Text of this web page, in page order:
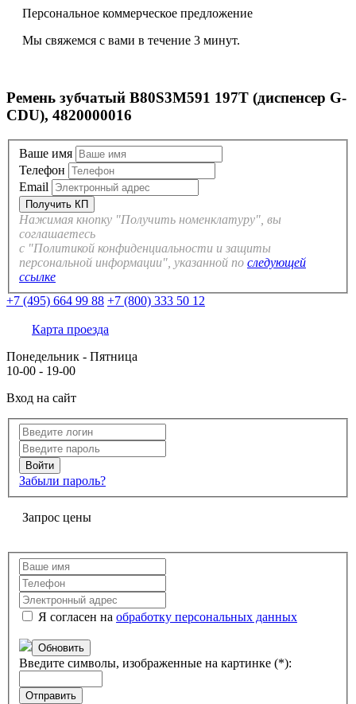
Персональное коммерческое предложение
Мы свяжемся с вами в течение 3 минут.
Ремень зубчатый B80S3M591 197T (диспенсер G-
CDU), 4820000016
Ваше имя
Телефон
Email
Нажимая кнопку "Получить номенклатуру", вы
соглашаетесь
с "Политикой конфиденциальности и защиты
персональной информации", указанной по следующей
ссылке
+7 (495) 664 99 88 +7 (800) 333 50 12
Карта проезда
Понедельник - Пятница
10-00 - 19-00
Вход на сайт
Забыли пароль?
Запрос цены
Я согласен на обработку персональных данных
Обновить
Введите символы, изображенные на картинке (*):